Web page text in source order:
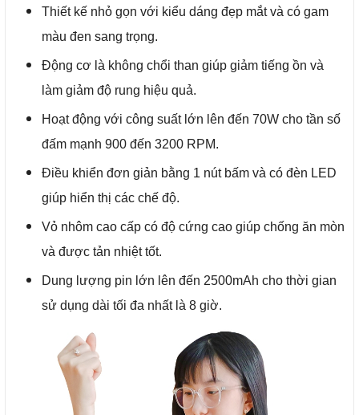
Thiết kế nhỏ gọn với kiểu dáng đẹp mắt và có gam
màu đen sang trọng.
Động cơ là không chổi than giúp giảm tiếng ồn và
làm giảm độ rung hiệu quả.
Hoạt động với công suất lớn lên đến 70W cho tần số
đấm mạnh 900 đến 3200 RPM.
Điều khiển đơn giản bằng 1 nút bấm và có đèn LED
giúp hiển thị các chế độ.
Vỏ nhôm cao cấp có độ cứng cao giúp chống ăn mòn
và được tản nhiệt tốt.
Dung lượng pin lớn lên đến 2500mAh cho thời gian
sử dụng dài tối đa nhất là 8 giờ.